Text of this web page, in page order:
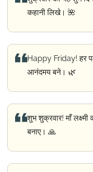
कहानी लिखे। 🌺
Happy Friday! हर
आनंदमय बने। 🌿
शुभ शुक्रवार! माँ
बनाए। 🙏